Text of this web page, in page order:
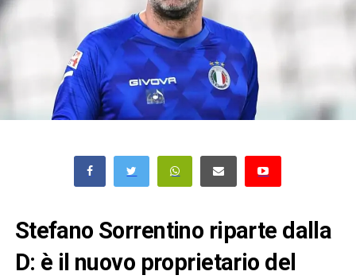
Stefano Sorrentino riparte dalla
D: è il nuovo proprietario del